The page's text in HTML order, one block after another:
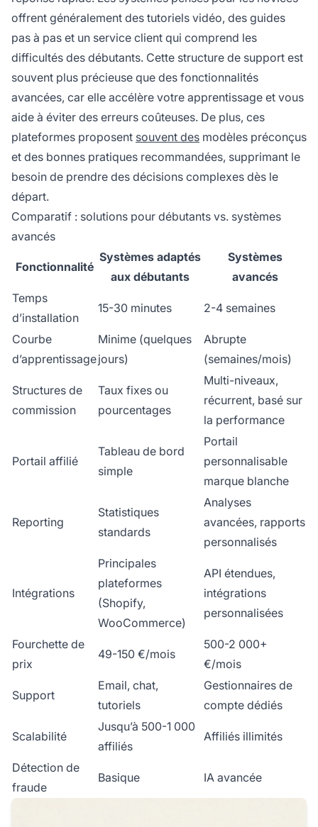
offrent généralement des tutoriels vidéo, des guides
pas à pas et un service client qui comprend les
difficultés des débutants. Cette structure de support est
souvent plus précieuse que des fonctionnalités
avancées, car elle accélère votre apprentissage et vous
aide à éviter des erreurs coûteuses. De plus, ces
plateformes proposent souvent des modèles préconçus
et des bonnes pratiques recommandées, supprimant le
besoin de prendre des décisions complexes dès le
départ.
Comparatif : solutions pour débutants vs. systèmes
avancés
Fonctionnalité
Systèmes adaptés
aux débutants
Systèmes
avancés
Temps
d’installation
15-30 minutes 2-4 semaines
Courbe
d’apprentissage
Minime (quelques
jours)
Abrupte
(semaines/mois)
Structures de
commission
Taux fixes ou
pourcentages
Multi-niveaux,
récurrent, basé sur
la performance
Portail affilié
Tableau de bord
simple
Portail
personnalisable
marque blanche
Reporting
Statistiques
standards
Analyses
avancées, rapports
personnalisés
Intégrations
Principales
plateformes
(Shopify,
WooCommerce)
API étendues,
intégrations
personnalisées
Fourchette de
prix
49-150 €/mois
500-2 000+
€/mois
Support
Email, chat,
tutoriels
Gestionnaires de
compte dédiés
Scalabilité
Jusqu’à 500-1 000
affiliés
Affiliés illimités
Détection de
fraude
Basique IA avancée